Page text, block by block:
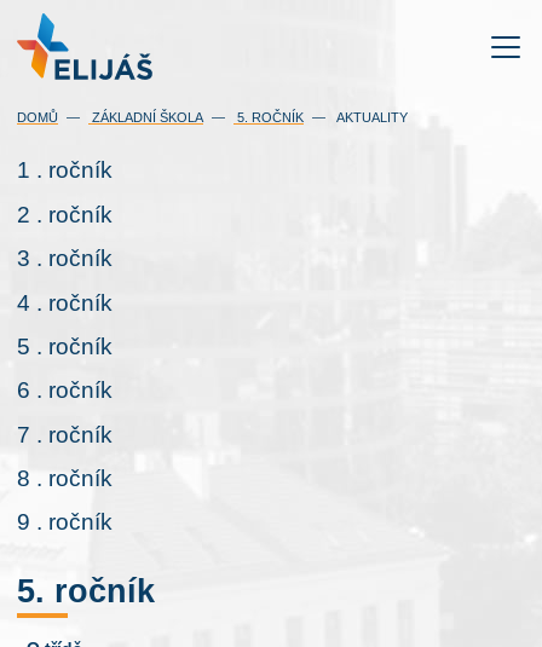
DOMŮ ZÁKLADNÍ ŠKOLA 5. ROČNÍK AKTUALITY
1 . ročník
2 . ročník
3 . ročník
4 . ročník
5 . ročník
6 . ročník
7 . ročník
8 . ročník
9 . ročník
5. ročník